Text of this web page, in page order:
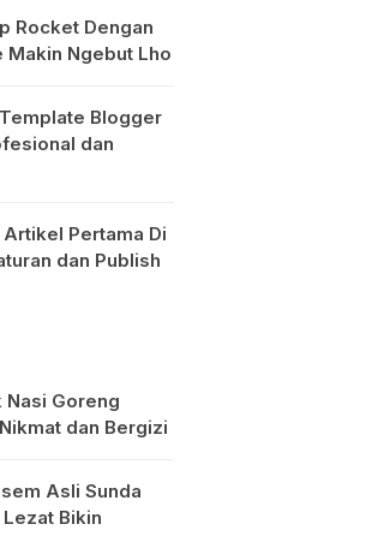
Rocket Dengan
Makin Ngebut Lho
Blogger
dan
Pertama Di
dan Publish
Nasi Goreng
dan Bergizi
Asli Sunda
Bikin